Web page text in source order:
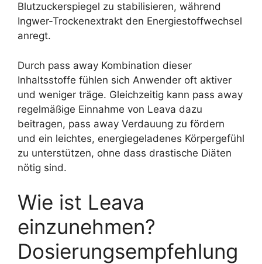
Blutzuckerspiegel zu stabilisieren, während
Ingwer-Trockenextrakt den Energiestoffwechsel
anregt.
Durch pass away Kombination dieser
Inhaltsstoffe fühlen sich Anwender oft aktiver
und weniger träge. Gleichzeitig kann pass away
regelmäßige Einnahme von Leava dazu
beitragen, pass away Verdauung zu fördern
und ein leichtes, energiegeladenes Körpergefühl
zu unterstützen, ohne dass drastische Diäten
nötig sind.
Wie ist Leava
einzunehmen?
Dosierungsempfehlung